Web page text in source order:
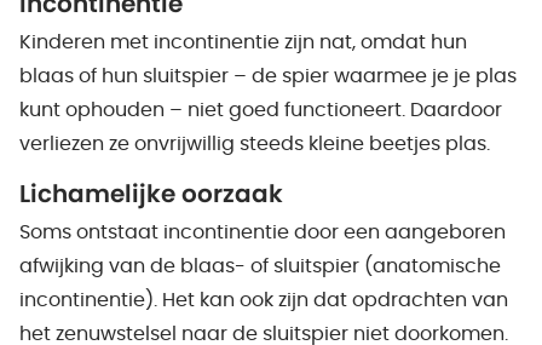
Incontinentie
Kinderen met incontinentie zijn nat, omdat hun
blaas of hun sluitspier – de spier waarmee je je plas
kunt ophouden – niet goed functioneert. Daardoor
verliezen ze onvrijwillig steeds kleine beetjes plas.
Lichamelijke oorzaak
Soms ontstaat incontinentie door een aangeboren
afwijking van de blaas- of sluitspier (anatomische
incontinentie). Het kan ook zijn dat opdrachten van
het zenuwstelsel naar de sluitspier niet doorkomen.